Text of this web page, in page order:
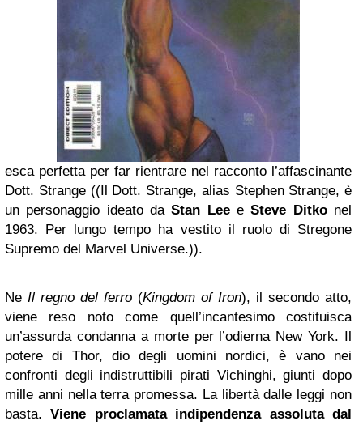
esca perfetta per far rientrare nel racconto l’affascinante
Dott. Strange ((Il Dott. Strange, alias Stephen Strange, è
un personaggio ideato daStan LeeeSteve Ditkonel
1963. Per lungo tempo ha vestito il ruolo di Stregone
Supremo del Marvel Universe.)).
Ne Il regno del ferro (Kingdom of Iron), il secondo atto,
viene reso noto come quell’incantesimo costituisca
un’assurda condanna a morte per l’odierna New York. Il
potere di Thor, dio degli uomini nordici, è vano nei
confronti degli indistruttibili pirati Vichinghi, giunti dopo
mille anni nella terra promessa. La libertà dalle leggi non
basta.Viene proclamata indipendenza assoluta dal